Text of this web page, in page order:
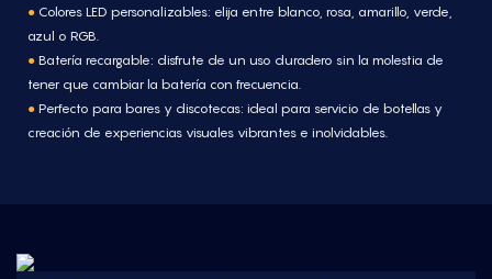
● Colores LED personalizables: elija entre blanco, rosa, amarillo, verde,
azul o RGB.
● Batería recargable: disfrute de un uso duradero sin la molestia de
tener que cambiar la batería con frecuencia.
● Perfecto para bares y discotecas: ideal para servicio de botellas y
creación de experiencias visuales vibrantes e inolvidables.